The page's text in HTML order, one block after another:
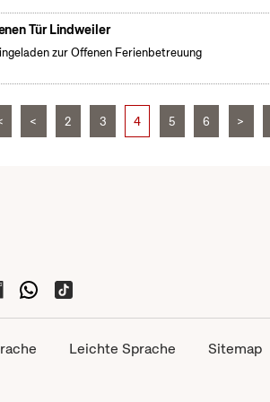
Tür Lindweiler
zur Offenen Ferienbetreuung
< 2 3 4 5 6 >
Leichte Sprache Sitemap